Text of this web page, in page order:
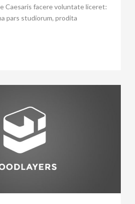
Caesaris facere voluntate liceret:
pars studiorum, prodita